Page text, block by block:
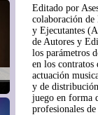
Editado por
colaboración
y Ejecutantes
de Autores y
los parámetros
en los contratos
actuación
y de
juego en forma
profesionales